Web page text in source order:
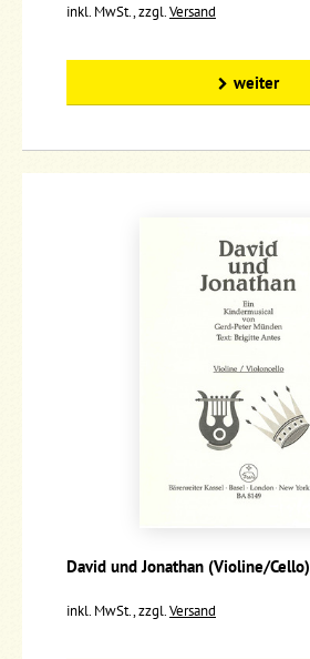
inkl. MwSt., zzgl.Versand
weiter
David und Jonathan (Violine/Cello)
inkl. MwSt., zzgl.Versand